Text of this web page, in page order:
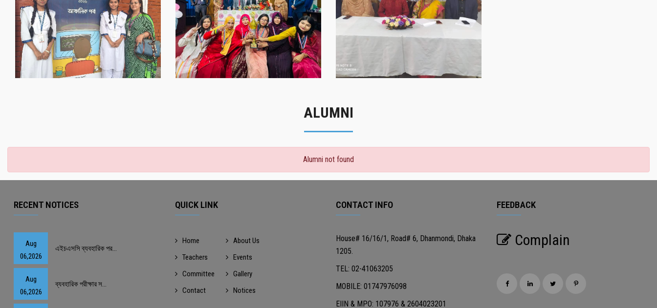
‌গৌর‌বের অর্জন
‌গৌর‌বের অর্জন
গৌরবের মুহূর্ত
গৌরবের মুহূর্ত
সাফল্যের স্মৃতি
সাফল্যের স্মৃতি
ALUMNI
Alumni not found
RECENT NOTICES
Aug
06,2026
এইচএসসি ব্যবহারিক পর...
Aug
06,2026
ব্যবহারিক পরীক্ষার স...
QUICK LINK
Home
About Us
Teachers
Events
Committee
Gallery
Contact
Notices
CONTACT INFO
House# 16/16/1, Road# 6, Dhanmondi, Dhaka
1205.
TEL: 02-41063205
MOBILE: 01747976098
EIIN & MPO: 107976 & 2604023201
FEEDBACK
Complain